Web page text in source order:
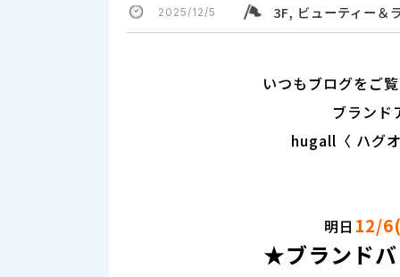
2025/12/5 3F, ビューティー＆
いつもブログをご
ブランド
hugall〈 ハグ
明日 12/
★ブランド